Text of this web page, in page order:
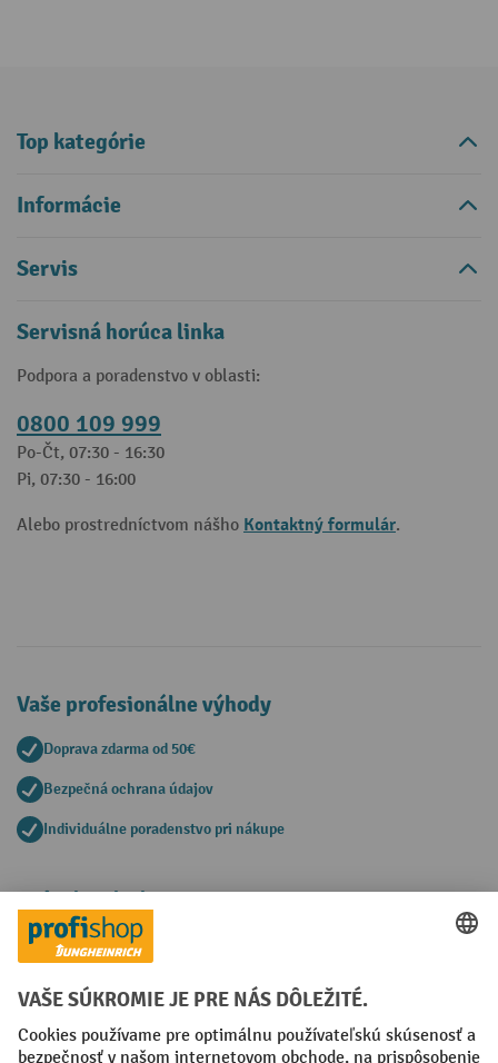
Top kategórie
Informácie
Servis
Servisná horúca linka
Podpora a poradenstvo v oblasti:
0800 109 999
Po-Čt, 07:30 - 16:30
Pi, 07:30 - 16:00
Alebo prostredníctvom nášho Kontaktný formulár.
Vaše profesionálne výhody
Doprava zdarma od 50€
Bezpečná ochrana údajov
Individuálne poradenstvo pri nákupe
Spôsoby platby
Creditcard (Master)Creditcard (Visa)
Faktúra Predplatba